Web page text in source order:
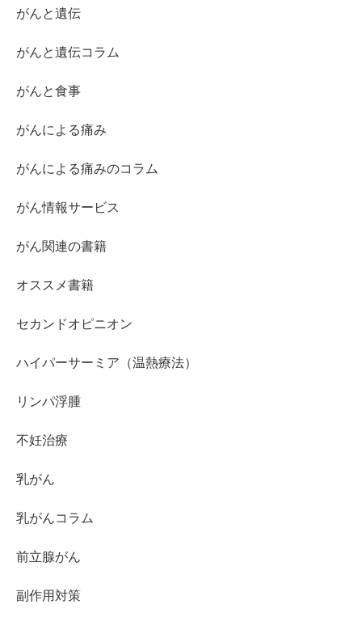
がんと遺伝
がんと遺伝コラム
がんと食事
がんによる痛み
がんによる痛みのコラム
がん情報サービス
がん関連の書籍
オススメ書籍
セカンドオピニオン
ハイパーサーミア（温熱療法）
リンパ浮腫
不妊治療
乳がん
乳がんコラム
前立腺がん
副作用対策